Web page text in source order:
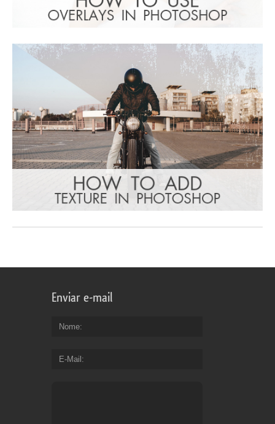
Enviar e-mail
Nome
E-Mail